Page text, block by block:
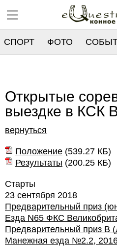
СПОРТ ФОТО
Открытые
выездке в КСК
вернуться
Положение (539.27 КБ)
Результаты (200.25 КБ)
Старты
23 сентября 2018
Предварительный приз
Езда N65 ФКС
Предварительный приз В
Манежная езда №2.2,